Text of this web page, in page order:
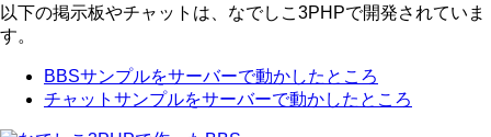
以下の掲示板やチャットは、なでしこ3PHPで開発されていま
す。
BBSサンプルをサーバーで動かしたところ
チャットサンプルをサーバーで動かしたところ